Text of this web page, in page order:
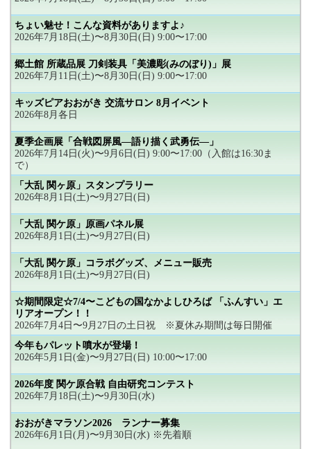
ちょい魅せ！こんな資料がありますよ♪
2026年7月18日(土)〜8月30日(日) 9:00〜17:00
郷土館 所蔵品展 刀剣装具「美濃彫(みのぼり)」展
2026年7月11日(土)〜8月30日(日) 9:00〜17:00
キッズピアおおがき 交流サロン 8月イベント
2026年8月各日
夏季企画展「合戦図屏風―語り描く武勇伝―」
2026年7月14日(火)〜9月6日(日) 9:00〜17:00（入館は16:30ま
で）
「大乱 関ヶ原」スタンプラリー
2026年8月1日(土)〜9月27日(日)
「大乱 関ケ原」原画パネル展
2026年8月1日(土)〜9月27日(日)
「大乱 関ケ原」コラボグッズ、メニュー販売
2026年8月1日(土)〜9月27日(日)
☆期間限定☆7/4〜こどもの国なかよしひろば 「ふんすい」エ
リアオープン！！
2026年7月4日〜9月27日の土日祝 ※夏休み期間は毎日開催
今年もパレット噴水が登場！
2026年5月1日(金)〜9月27日(日) 10:00〜17:00
2026年度 関ケ原合戦 自由研究コンテスト
2026年7月18日(土)〜9月30日(水)
おおがきマラソン2026 ランナー募集
2026年6月1日(月)〜9月30日(水) ※先着順